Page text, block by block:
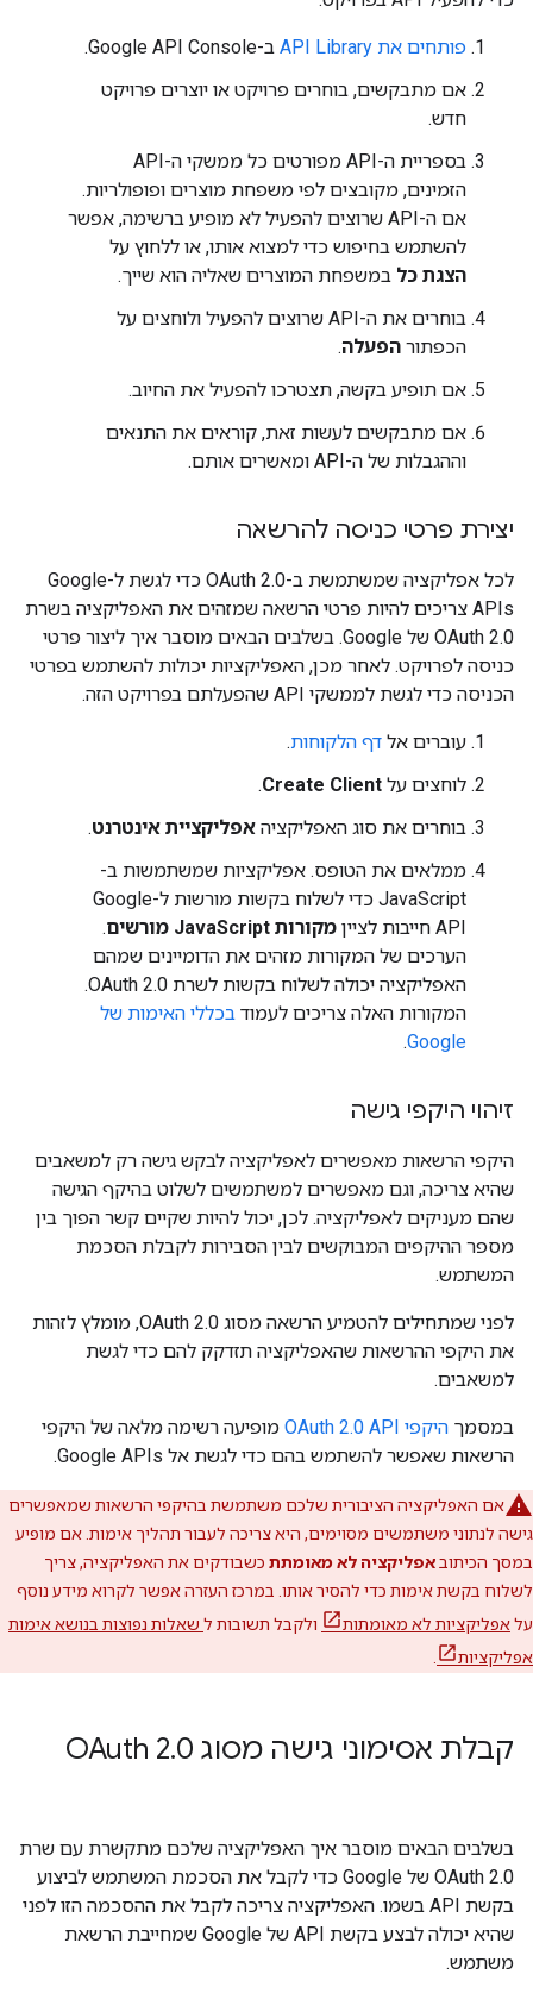
פותחים את API Library
ב-Google API Console.
אם מתבקשים, בוחרים פרויקט או יוצרים פרויקט
חדש.
בספריית ה-API מפורטים כל ממשקי ה-API
הזמינים, מקובצים לפי משפחת מוצרים ופופולריות.
אם ה-API שרוצים להפעיל לא מופיע ברשימה, אפשר
להשתמש בחיפוש כדי למצוא אותו, או ללחוץ על
הצגת כל במשפחת המוצרים שאליה הוא שייך.
בוחרים את ה-API שרוצים להפעיל ולוחצים על
הכפתור הפעלה.
אם תופיע בקשה, תצטרכו להפעיל את החיוב.
אם מתבקשים לעשות זאת, קוראים את התנאים
וההגבלות של ה-API ומאשרים אותם.
יצירת פרטי כניסה להרשאה
לכל אפליקציה שמשתמשת ב-OAuth 2.0 כדי לגשת ל-Google
APIs צריכים להיות פרטי הרשאה שמזהים את האפליקציה בשרת
OAuth 2.0 של Google. בשלבים הבאים מוסבר איך ליצור פרטי
כניסה לפרויקט. לאחר מכן, האפליקציות יכולות להשתמש בפרטי
הכניסה כדי לגשת לממשקי API שהפעלתם בפרויקט הזה.
עוברים אל דף הלקוחות.
לוחצים על Create Client
.
בוחרים את סוג האפליקציה אפליקציית אינטרנט.
ממלאים את הטופס. אפליקציות שמשתמשות ב-
JavaScript כדי לשלוח בקשות מורשות ל-Google
API חייבות לציין
מקורות JavaScript מורשים
.
הערכים של המקורות מזהים את הדומיינים שמהם
האפליקציה יכולה לשלוח בקשות לשרת OAuth 2.0.
המקורות האלה צריכים לעמוד בכללי האימות של
Google
.
זיהוי היקפי גישה
היקפי הרשאות מאפשרים לאפליקציה לבקש גישה רק למשאבים
שהיא צריכה, וגם מאפשרים למשתמשים לשלוט בהיקף הגישה
שהם מעניקים לאפליקציה. לכן, יכול להיות שקיים קשר הפוך בין
מספר ההיקפים המבוקשים לבין הסבירות לקבלת הסכמת
המשתמש.
לפני שמתחילים להטמיע הרשאה מסוג OAuth 2.0, מומלץ לזהות
את היקפי ההרשאות שהאפליקציה תזדקק להם כדי לגשת
למשאבים.
במסמך היקפי OAuth 2.0 API
מופיעה רשימה מלאה של היקפי
הרשאות שאפשר להשתמש בהם כדי לגשת אל Google APIs.
אם האפליקציה הציבורית שלכם משתמשת בהיקפי הרשאות שמאפשרים
גישה לנתוני משתמשים מסוימים, היא צריכה לעבור תהליך אימות. אם מופיע
במסך הכיתובאפליקציה לא מאומתת כשבודקים את האפליקציה, צריך
לשלוח בקשת אימות כדי להסיר אותו. במרכז העזרה אפשר לקרוא מידע נוסף
עלאפליקציות לא מאומתות ולקבל תשובות ל שאלות נפוצות בנושא אימות
אפליקציות
קבלת אסימוני גישה מסוג OAuth 2 .0
בשלבים הבאים מוסבר איך האפליקציה שלכם מתקשרת עם שרת
OAuth 2.0 של Google כדי לקבל את הסכמת המשתמש לביצוע
בקשת API בשמו. האפליקציה צריכה לקבל את ההסכמה הזו לפני
שהיא יכולה לבצע בקשת API של Google שמחייבת הרשאת
משתמש.